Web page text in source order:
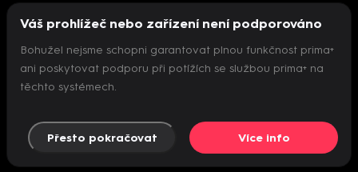
Nepodařilo se inicializovat přehrávač
Váš prohlížeč nebo zařízení není podporováno
Bohužel nejsme schopni garantovat plnou funkčnost prima+
ani poskytovat podporu při potížích se službou prima+ na
těchto systémech.
Přesto pokračovat Více info